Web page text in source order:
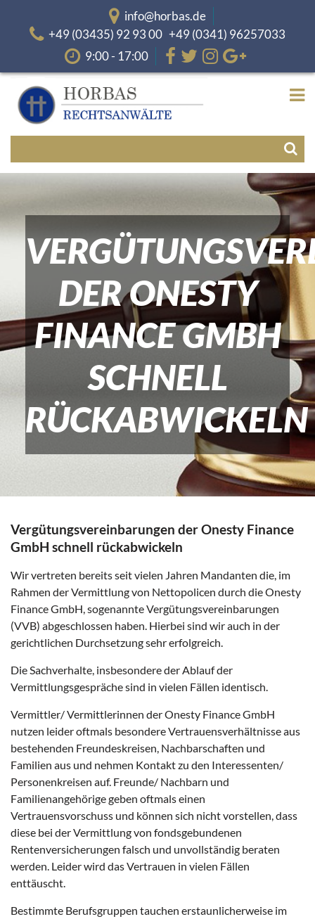
info@horbas.de
+49 (03435) 92 93 00 +49 (0341) 96257033
9:00 - 17:00
DER ONESTY
FINANCE GMBH
SCHNELL
RÜCKABWICKELN
Vergütungsvereinbarungen der Onesty Finance
GmbH schnell rückabwickeln
Wir vertreten bereits seit vielen Jahren Mandanten die, im
Rahmen der Vermittlung von Nettopolicen durch die Onesty
Finance GmbH, sogenannte Vergütungsvereinbarungen
(VVB) abgeschlossen haben. Hierbei sind wir auch in der
gerichtlichen Durchsetzung sehr erfolgreich.
Die Sachverhalte, insbesondere der Ablauf der
Vermittlungsgespräche sind in vielen Fällen identisch.
Vermittler/ Vermittlerinnen der Onesty Finance GmbH
nutzen leider oftmals besondere Vertrauensverhältnisse aus
bestehenden Freundeskreisen, Nachbarschaften und
Familien aus und nehmen Kontakt zu den Interessenten/
Personenkreisen auf. Freunde/ Nachbarn und
Familienangehörige geben oftmals einen
Vertrauensvorschuss und können sich nicht vorstellen, dass
diese bei der Vermittlung von fondsgebundenen
Rentenversicherungen falsch und unvollständig beraten
werden. Leider wird das Vertrauen in vielen Fällen
enttäuscht.
Bestimmte Berufsgruppen tauchen erstaunlicherweise im